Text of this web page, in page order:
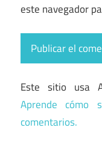
este navegador
Este sitio usa
Aprende cómo
comentarios.